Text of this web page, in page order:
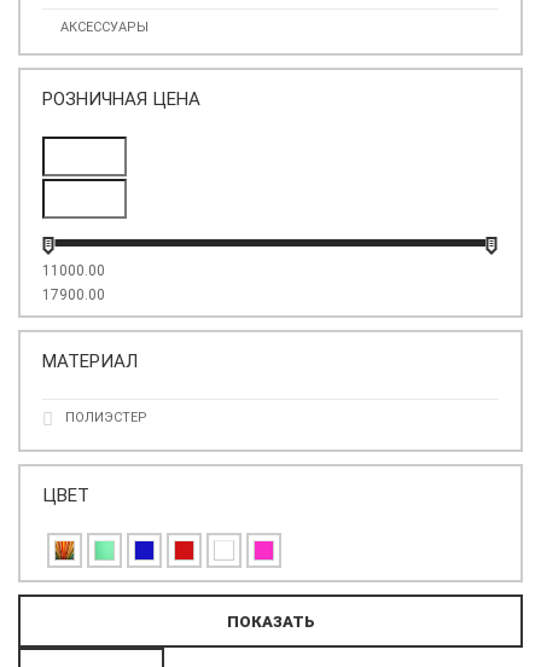
АКСЕССУАРЫ
РОЗНИЧНАЯ ЦЕНА
11000.00
17900.00
МАТЕРИАЛ
ПОЛИЭСТЕР
ЦВЕТ